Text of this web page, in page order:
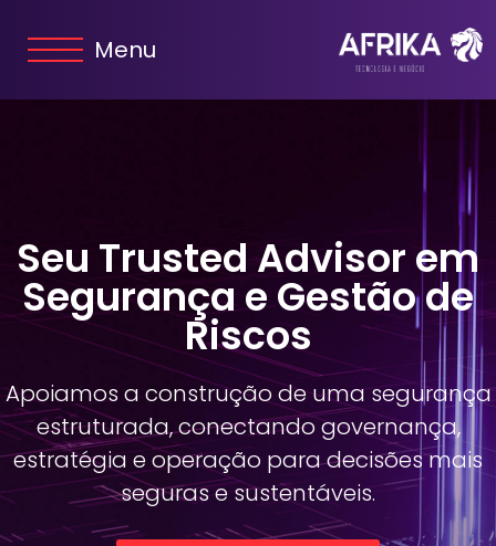
Menu
Seu Trusted Advisor em
Segurança e Gestão de
Riscos
Apoiamos a construção de uma segurança
estruturada, conectando governança,
estratégia e operação para decisões mais
seguras e sustentáveis.